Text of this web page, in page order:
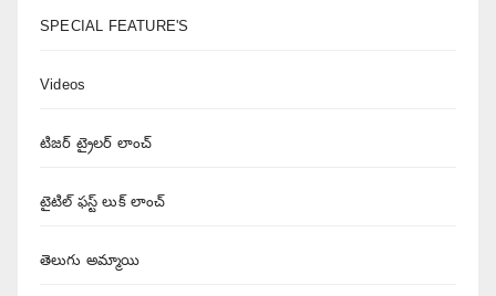
SPECIAL FEATURE'S
Videos
టిజర్ ట్రైలర్ లాంచ్
టైటిల్ ఫస్ట్ లుక్ లాంచ్
తెలుగు అమ్మాయి